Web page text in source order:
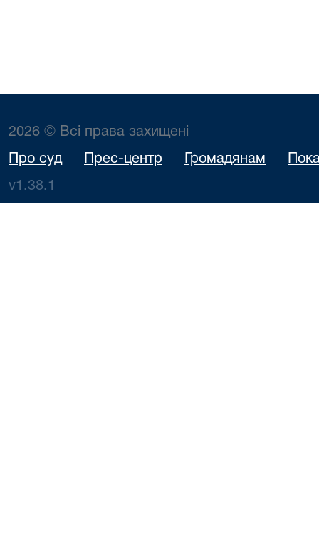
2026 © Всі права захищені
Про суд Прес-центр Громадянам
v1.38.1